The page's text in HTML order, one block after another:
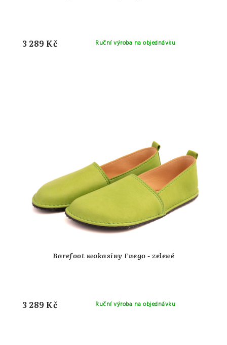
Ruční výroba na objednávku
3 289 Kč
Barefoot mokasíny Fuego - zelené
Ruční výroba na objednávku
3 289 Kč